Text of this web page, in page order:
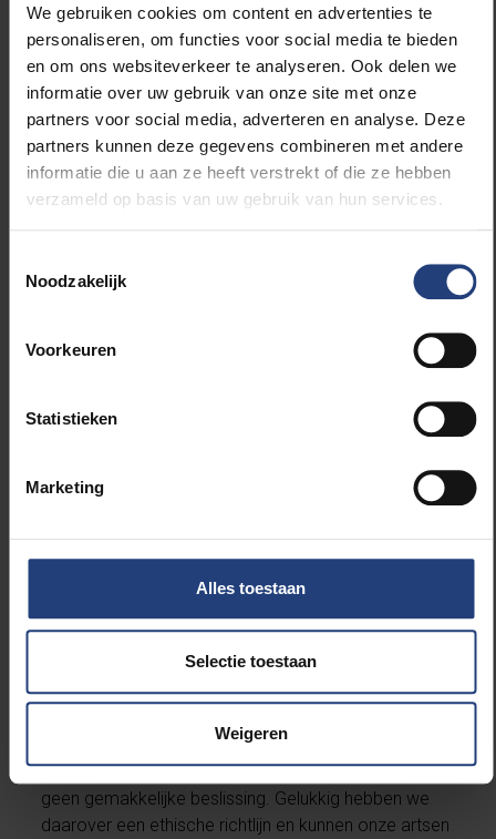
We gebruiken cookies om content en advertenties te
personaliseren, om functies voor social media te bieden
en om ons websiteverkeer te analyseren. Ook delen we
informatie over uw gebruik van onze site met onze
partners voor social media, adverteren en analyse. Deze
partners kunnen deze gegevens combineren met andere
informatie die u aan ze heeft verstrekt of die ze hebben
verzameld op basis van uw gebruik van hun services.
Noodzakelijk
Voorkeuren
Statistieken
Marketing
Alles toestaan
Selectie toestaan
Weigeren
‘Opvallend is dat heel wat patiënten zelf over hun
levenseinde beginnen. Ik ben onder de indruk van de
sereniteit: die mensen maken vaak expliciet duidelijk
dat hun belangrijkste vraag is niet af te zien. Dat is
vaak een heel bewuste keuze. We gaan dan door
met zuurstof geven en verhogen misschien wat de
sedatie.’
Iemand wel of niet naar
richtlijn.
patiënt zelf niet meer de keuze kan maken, leidt dat
bijna alle familieleden zeiden dat de persoon in
kwestie altijd aangegeven had niet tot het uiterste te
verzette.’
‘Iemand wel of niet naar intensieve zorg sturen, is
geen gemakkelijke beslissing. Gelukkig hebben we
daarover een ethische richtlijn en kunnen onze artsen